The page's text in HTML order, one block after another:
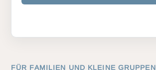
FÜR FAMILIEN UND KLEINE GRUPPEN